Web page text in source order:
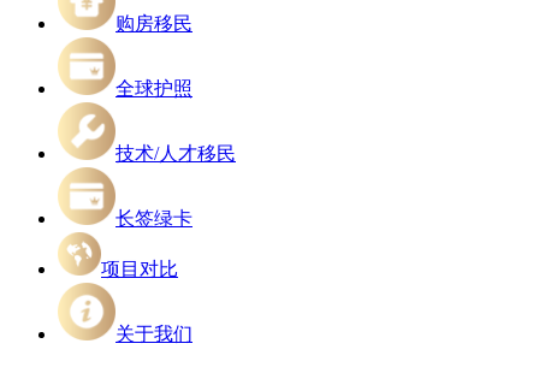
购房移民
全球护照
技术/人才移民
长签绿卡
项目对比
关于我们